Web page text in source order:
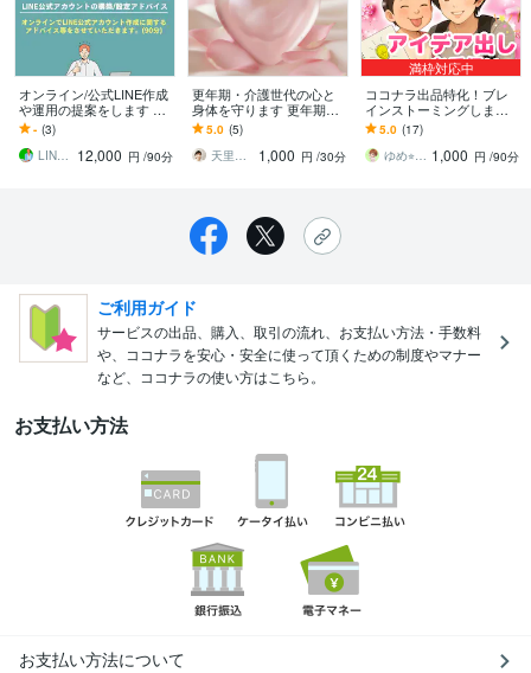
オンライン/公式LINE作成
や運用の提案をします 初
心者でも安心！LINE公式
アカウントの構築/設定ア
ドバイス
- (3)
LINEマスターH
12,000 円 /90分
更年期・介護世代の心と
身体を守ります 更年期・
介護世代。ひとりで悩み
を抱え込みやすい方のサ
ポート。
5.0 (5)
天里 結（あめり むすひ）
1,000 円 /30分
満枠対応中
ココナラ出品特化！ブレ
インストーミングします
アイデア出しお手伝い♡
着想が1番の私が新たな風
吹き込みます
5.0 (17)
ゆめ⭐︎愛と夢を応援するスターゲイザー 1,000 円 /90分
ご利用ガイド
サービスの出品、購入、取引の流れ、お支払い方法・手数料
や、ココナラを安心・安全に使って頂くための制度やマナー
など、ココナラの使い方はこちら。
お支払い方法
お支払い方法について